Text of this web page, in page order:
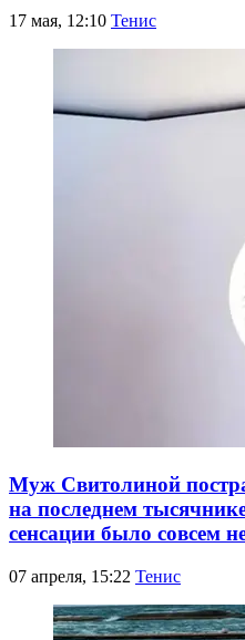
17 мая, 12:10 Тенис
Муж Свитолиной
на последнем
сенсации было совсем
07 апреля, 15:22 Тенис